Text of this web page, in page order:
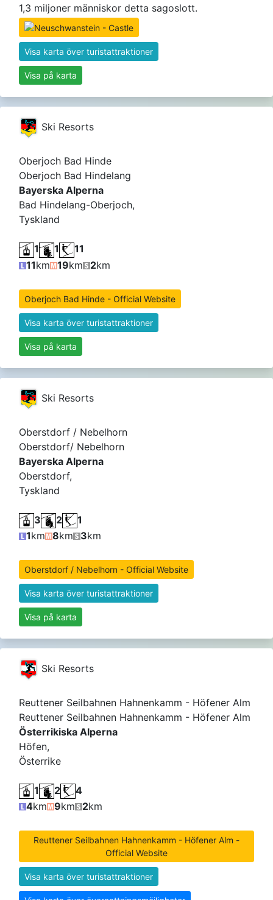
1,3 miljoner människor detta sagoslott.
Visa karta över turistattraktioner
Visa på karta
Ski Resorts
Oberjoch Bad Hinde
Oberjoch Bad Hindelang
Bayerska Alperna
Bad Hindelang-Oberjoch,
Tyskland
1 1
11
11km 19km 2km
Oberjoch Bad Hinde - Official Website
Visa karta över turistattraktioner
Visa på karta
Ski Resorts
Oberstdorf / Nebelhorn
Oberstdorf/ Nebelhorn
Bayerska Alperna
Oberstdorf,
Tyskland
3 2
1
1km 8km 3km
Oberstdorf / Nebelhorn - Official Website
Visa karta över turistattraktioner
Visa på karta
Ski Resorts
Reuttener Seilbahnen Hahnenkamm - Höfener Alm
Reuttener Seilbahnen Hahnenkamm - Höfener Alm
Österrikiska Alperna
Höfen,
Österrike
1 2
4
4km 9km 2km
Reuttener Seilbahnen Hahnenkamm - Höfener Alm -
Official Website
Visa karta över turistattraktioner